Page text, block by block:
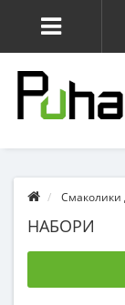
Смаколики
НАБОРИ